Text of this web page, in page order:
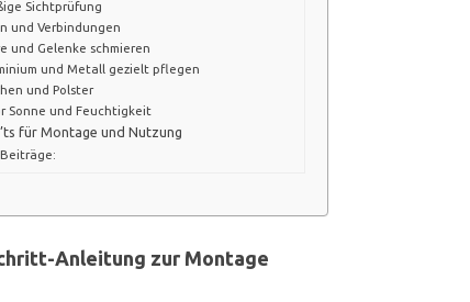
Sichtprüfung
und Verbindungen
und Gelenke schmieren
und Metall gezielt pflegen
und Polster
Sonne und Feuchtigkeit
für Montage und Nutzung
Anleitung zur Montage